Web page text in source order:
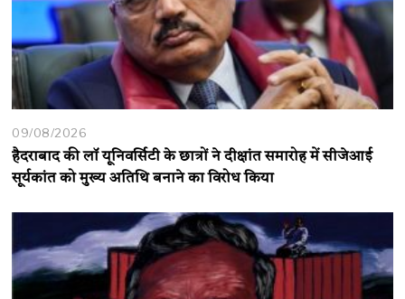
09/08/2026
हैदराबाद की लॉ यूनिवर्सिटी के छात्रों ने दीक्षांत समारोह में सीजेआई
सूर्यकांत को मुख्य अतिथि बनाने का विरोध किया